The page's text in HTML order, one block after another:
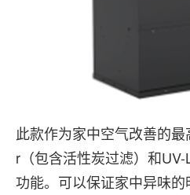
此款作为家中空气改善的
r（包含活性炭过滤）和UV-
功能。可以保证家中异味